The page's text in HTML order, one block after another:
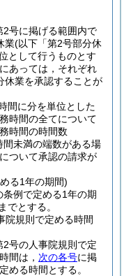
号に掲げる範囲内で
業(以下「第2号部分休
として行うものとす
あっては，それぞれ
休業を承認することが
間に分を単位とした
時間の全てについて
時間の時間数
未満の端数がある場
ついて承認の請求が
る1年の期間)
例で定める1年の期
でとする。
院規則で定める時間
号の人事院規則で定
間は， 次の各号に掲
める時間とする。